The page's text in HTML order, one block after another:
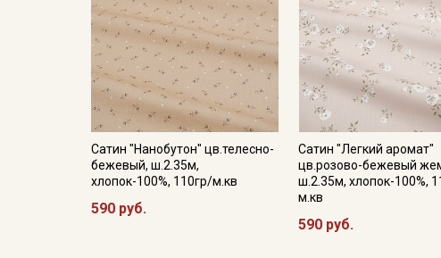
Сатин "Нанобутон" цв.телесно-
бежевый, ш.2.35м,
хлопок-100%, 110гр/м.кв
590 руб.
Сатин "Легкий аромат"
цв.розово-бежевый
ш.2.35м, хлопок-100%,
м.кв
590 руб.